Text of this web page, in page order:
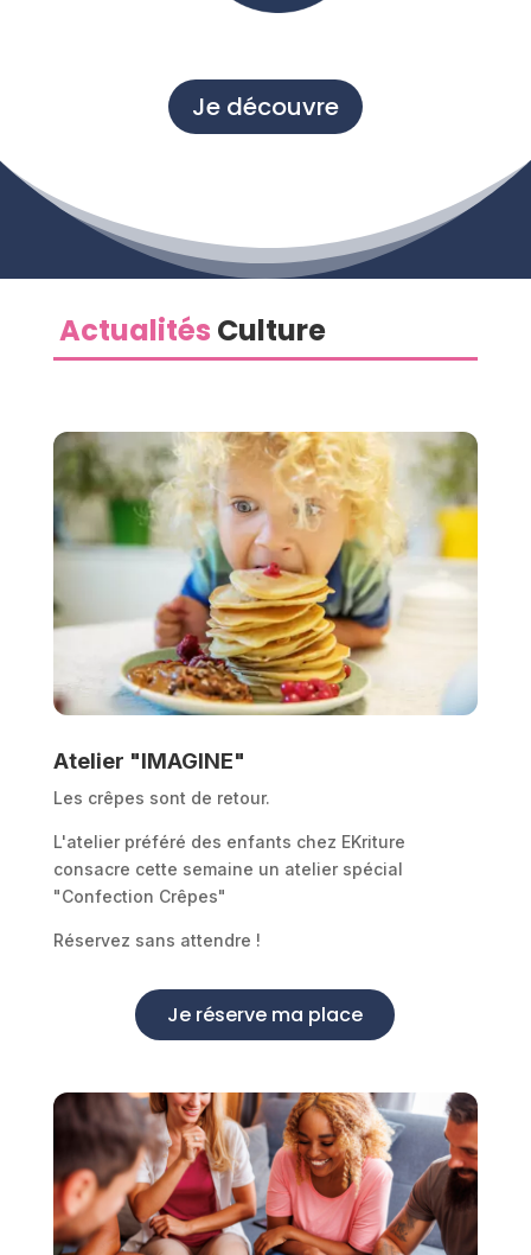
Je découvre
Actualités Culture
Atelier "IMAGINE"
Les crêpes sont de retour.
L'atelier préféré des enfants chez EKriture
consacre cette semaine un atelier spécial
"Confection Crêpes"
Réservez sans attendre !
Je réserve ma place